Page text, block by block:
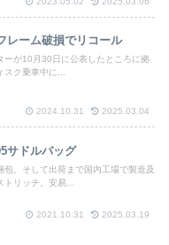
レーム破損でリコール
ーが10月30日に公表したところに拠
スク乗車中に...
2024.10.31 2025.03.04
サドルバッグ
、そして出荷まで国内工場で製造及
リッチ。安易...
2021.10.31 2025.03.19